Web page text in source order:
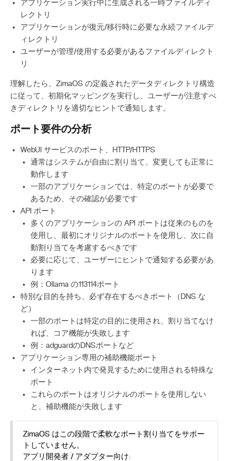
アプリケーション実行中に生成される一時ファイルディ
レクトリ
アプリケーションが復元/移行時に必要な永続ファイルデ
ィレクトリ
ユーザーが管理/使用する必要があるファイルディレクト
リ
理解したら、ZimaOS の定義されたデータディレクトリ構造
に従って、初期化マッピングを実行し、ユーザーが注意すべ
きディレクトリを適切なヒントで通知します。
ポート要件の分析
WebUI サービスのポート、HTTP/HTTPS
通常はシステムが自由に割り当て、変更しても正常に
動作します
一部のアプリケーションでは、特定のポートが必要で
あるため、その確認が必要です
API ポート
多くのアプリケーションの API ポートは従来のものを
使用し、最初にオリジナルのポートを使用し、次に自
動割り当てを考慮するべきです
必要に応じて、ユーザーにヒントで通知する必要があ
ります
例：Ollama の113114ポート
特別な目的を持ち、必ず存在するべきポート（DNS な
ど）
一部のポートは特定の目的に使用され、割り当てなけ
れば、コア機能が失敗します
例：adguardのDNSポートなど
アプリケーション専用の補助機能ポート
インターネット内で発見するために使用される特殊な
ポート
これらのポートはオリジナルのポートを使用しない
と、補助機能が失敗します
ZimaOS はこの段階で柔軟なポート割り当てをサポー
トしていません。
アプリ開発者 / アダプター向け: